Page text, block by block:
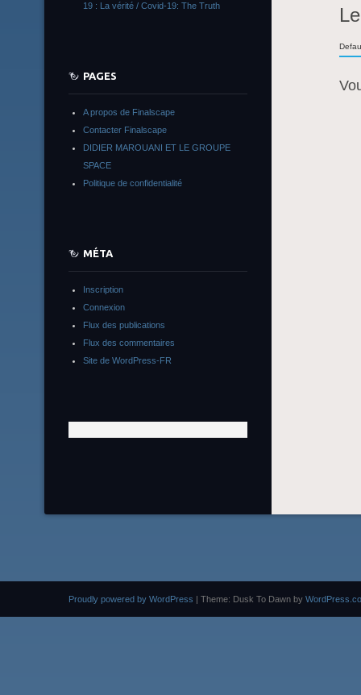
19 : La vérité / Covid-19: The Truth
PAGES
A propos de Finalscape
Contacter Finalscape
DIDIER MAROUANI ET LE GROUPE
SPACE
Politique de confidentialité
MÉTA
Inscription
Connexion
Flux des publications
Flux des commentaires
Site de WordPress-FR
Proudly powered by WordPress | Theme: Dusk To Dawn by